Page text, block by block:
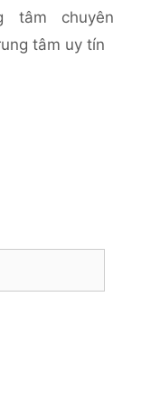
tâm chuyên
tâm uy tín